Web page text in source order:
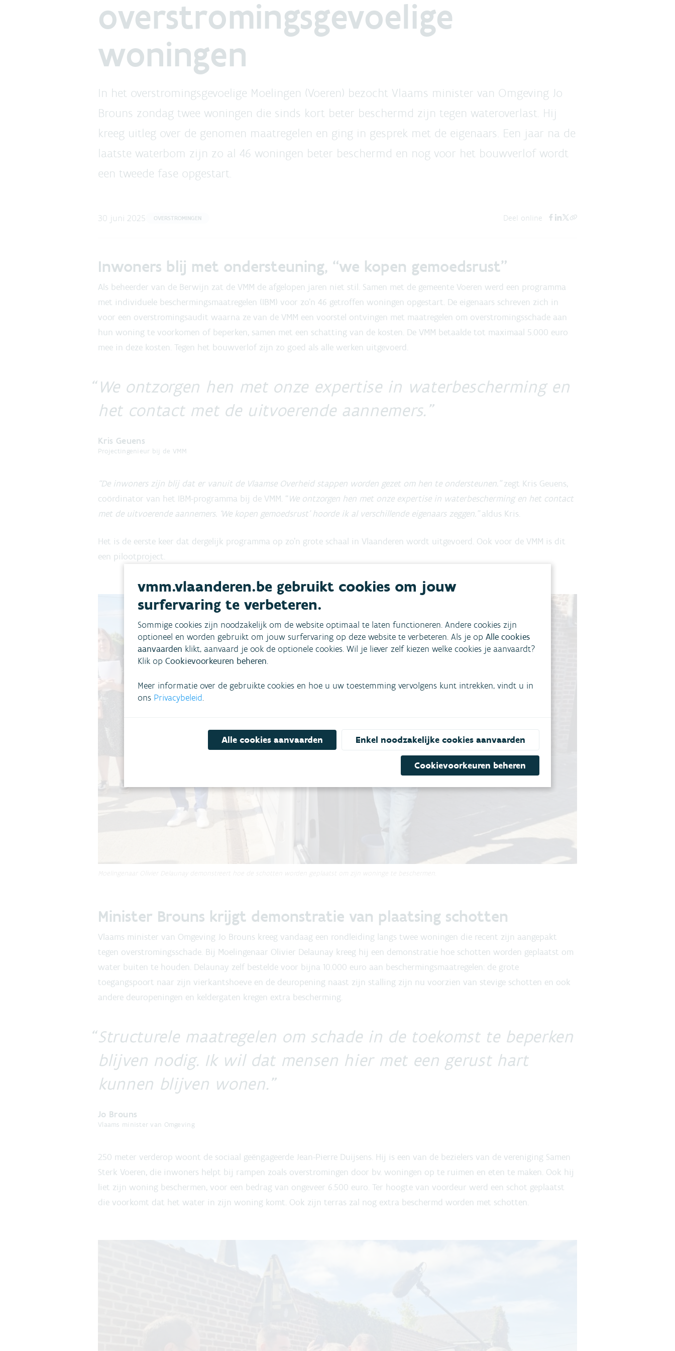
overstromingsgevoelige
woningen
In het overstromingsgevoelige Moelingen (Voeren) bezocht Vlaams minister van Omgeving Jo
Brouns zondag twee woningen die sinds kort beter beschermd zijn tegen wateroverlast. Hij
kreeg uitleg over de genomen maatregelen en ging in gesprek met de eigenaars. Een jaar na de
laatste waterbom zijn zo al 46 woningen beter beschermd en nog voor het bouwverlof wordt
een tweede fase opgestart.
30 juni 2025 OVERSTROMINGEN Deel online
Inwoners blij met ondersteuning, “we kopen gemoedsrust”
Als beheerder van de Berwijn zat de VMM de afgelopen jaren niet stil. Samen met de gemeente Voeren werd een programma
met individuele beschermingsmaatregelen (IBM) voor zo’n 46 getroffen woningen opgestart. De eigenaars schreven zich in
voor een overstromingsaudit waarna ze van de VMM een voorstel ontvingen met maatregelen om overstromingsschade aan
hun woning te voorkomen of beperken, samen met een schatting van de kosten. De VMM betaalde tot maximaal 5.000 euro
mee in deze kosten. Tegen het bouwverlof zijn zo goed als alle werken uitgevoerd.
We ontzorgen hen met onze expertise in waterbescherming en
het contact met de uitvoerende aannemers.
Kris Geuens
Projectingenieur bij de VMM
“De inwoners zijn blij dat er vanuit de Vlaamse Overheid stappen worden gezet om hen te ondersteunen.”zegt Kris Geuens,
coördinator van het IBM-programma bij de VMM. “We ontzorgen hen met onze expertise in waterbescherming en het contact
met de uitvoerende aannemers. ‘We kopen gemoedsrust’ hoorde ik al verschillende eigenaars zeggen.”aldus Kris.
Het is de eerste keer dat dergelijk programma op zo’n grote schaal in Vlaanderen wordt uitgevoerd. Ook voor de VMM is dit
een pilootproject.
Minister Brouns krijgt demonstratie van plaatsing schotten
Vlaams minister van Omgeving Jo Brouns kreeg vandaag een rondleiding langs twee woningen die recent zijn aangepakt
tegen overstromingsschade. Bij Moelingenaar Olivier Delaunay kreeg hij een demonstratie hoe schotten worden geplaatst om
water buiten te houden. Delaunay zelf bestelde voor bijna 10.000 euro aan beschermingsmaatregelen: de grote
toegangspoort naar zijn vierkantshoeve en de deuropening naast zijn stalling zijn nu voorzien van stevige schotten en ook
andere deuropeningen en keldergaten kregen extra bescherming.
Structurele maatregelen om schade in de toekomst te beperken
blijven nodig. Ik wil dat mensen hier met een gerust hart
kunnen blijven wonen.
Jo Brouns
Vlaams minister van Omgeving
250 meter verderop woont de sociaal geëngageerde Jean-Pierre Duijsens. Hij is een van de bezielers van de vereniging Samen
Sterk Voeren, die inwoners helpt bij rampen zoals overstromingen door bv. woningen op te ruimen en eten te maken. Ook hij
liet zijn woning beschermen, voor een bedrag van ongeveer 6.500 euro. Ter hoogte van voordeur werd een schot geplaatst
die voorkomt dat het water in zijn woning komt. Ook zijn terras zal nog extra beschermd worden met schotten.
vmm.vlaanderen.be gebruikt cookies om jouw
surfervaring te verbeteren.
Sommige cookies zijn noodzakelijk om de website optimaal te laten functioneren. Andere cookies zijn
optioneel en worden gebruikt om jouw surfervaring op deze website te verbeteren. Als je op Alle cookies
aanvaarden klikt, aanvaard je ook de optionele cookies. Wil je liever zelf kiezen welke cookies je aanvaardt?
Klik op Cookievoorkeuren beheren.
Meer informatie over de gebruikte cookies en hoe u uw toestemming vervolgens kunt intrekken, vindt u in
ons Privacybeleid.
Alle cookies aanvaarden Enkel noodzakelijke cookies aanvaarden
Cookievoorkeuren beheren